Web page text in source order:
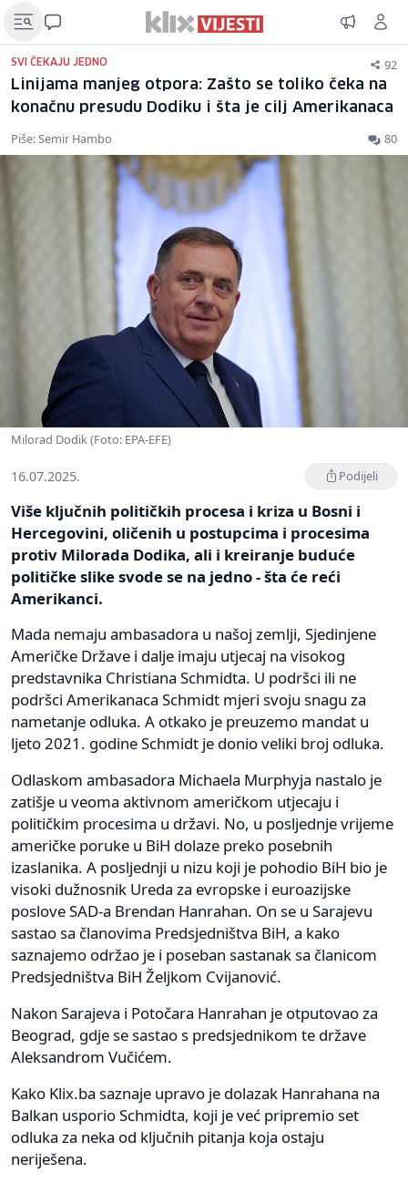
SVI ČEKAJU JEDNO 92
Linijama manjeg otpora: Zašto se toliko čeka na
konačnu presudu Dodiku i šta je cilj Amerikanaca
Piše: Semir Hambo 80
Milorad Dodik (Foto: EPA-EFE)
16.07.2025. Podijeli
Više ključnih političkih procesa i kriza u Bosni i
Hercegovini, oličenih u postupcima i procesima
protiv Milorada Dodika, ali i kreiranje buduće
političke slike svode se na jedno - šta će reći
Amerikanci.
Mada nemaju ambasadora u našoj zemlji, Sjedinjene
Američke Države i dalje imaju utjecaj na visokog
predstavnika Christiana Schmidta. U podršci ili ne
podršci Amerikanaca Schmidt mjeri svoju snagu za
nametanje odluka. A otkako je preuzemo mandat u
ljeto 2021. godine Schmidt je donio veliki broj odluka.
Odlaskom ambasadora Michaela Murphyja nastalo je
zatišje u veoma aktivnom američkom utjecaju i
političkim procesima u državi. No, u posljednje vrijeme
američke poruke u BiH dolaze preko posebnih
izaslanika. A posljednji u nizu koji je pohodio BiH bio je
visoki dužnosnik Ureda za evropske i euroazijske
poslove SAD-a Brendan Hanrahan. On se u Sarajevu
sastao sa članovima Predsjedništva BiH, a kako
saznajemo održao je i poseban sastanak sa članicom
Predsjedništva BiH Željkom Cvijanović.
Nakon Sarajeva i Potočara Hanrahan je otputovao za
Beograd, gdje se sastao s predsjednikom te države
Aleksandrom Vučićem.
Kako Klix.ba saznaje upravo je dolazak Hanrahana na
Balkan usporio Schmidta, koji je već pripremio set
odluka za neka od ključnih pitanja koja ostaju
neriješena.